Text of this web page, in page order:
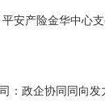
安产险金华中心
：政企协同同向